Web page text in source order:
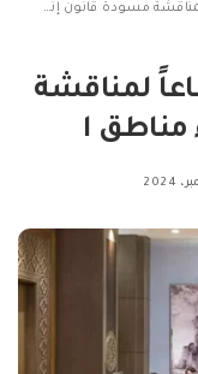
مسودة قانون إنشاء مناطق ا
لمناقشة
مناطق ا